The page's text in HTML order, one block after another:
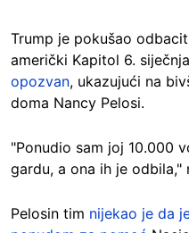
Trump je pokušao
američki Kapitol 6.
opozvan, ukazujući na
doma Nancy Pelosi.
"Ponudio sam joj 10.000
gardu, a ona ih je
Pelosin tim nijekao je da